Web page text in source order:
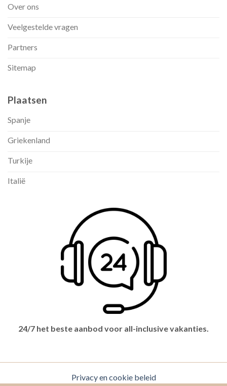
Over ons
Veelgestelde vragen
Partners
Sitemap
Plaatsen
Spanje
Griekenland
Turkije
Italië
24/7 het beste aanbod voor all-inclusive vakanties.
Privacy en cookie beleid